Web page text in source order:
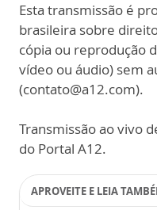
Esta transmissão é
brasileira sobre
cópia ou reprodução
vídeo ou áudio) sem
(contato@a12.com).
Transmissão ao vivo
do Portal A12.
APROVEITE E LEIA